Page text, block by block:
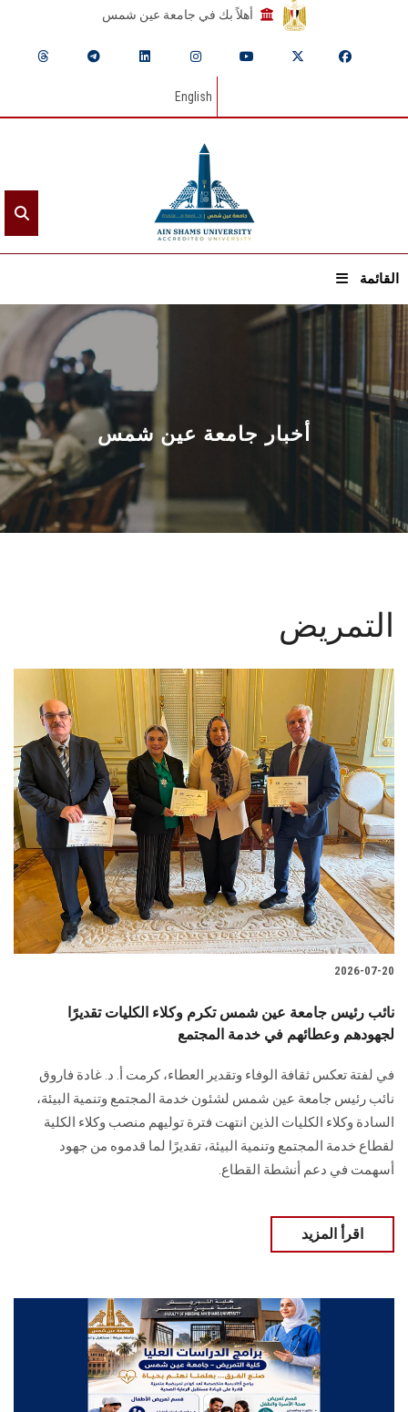
أهلاً بك في جامعة عين شمس
English
القائمة
الرئيسيـة
عن الجامعة
القطاعـات
الشئون الأكاديمية
البحث العلمي
الأنظمة الذكية
الإعلام
تواصل معنا
الطلاب
هيئة التدريس
الدراسات العليا
الزائـرون
سجل الان
أخبار جامعة عين شمس
التمريض
2026-07-20
نائب رئيس جامعة عين شمس تكرم وكلاء الكليات تقديرًا
لجهودهم وعطائهم في خدمة المجتمع
في لفتة تعكس ثقافة الوفاء وتقدير العطاء، كرمت أ. د. غادة فاروق
نائب رئيس جامعة عين شمس لشئون خدمة المجتمع وتنمية البيئة،
السادة وكلاء الكليات الذين انتهت فترة توليهم منصب وكلاء الكلية
لقطاع خدمة المجتمع وتنمية البيئة، تقديرًا لما قدموه من جهود
أسهمت في دعم أنشطة القطاع.
اقرأ المزيد